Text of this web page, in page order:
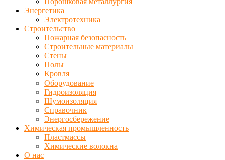
Энергетика
Электротехника
Строительство
Пожарная безопасность
Строительные материалы
Стены
Полы
Кровля
Оборудование
Гидроизоляция
Шумоизоляция
Справочник
Энергосбережение
Химическая промышленность
Пластмассы
Химические волокна
О нас